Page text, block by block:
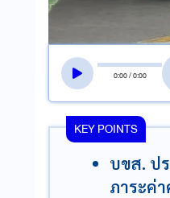
0:00/0:00
KEY POINTS
บขส. ป
ภาระค่